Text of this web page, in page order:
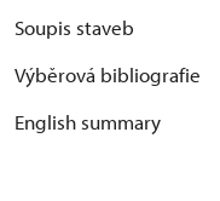
Soupis staveb
Výběrová bibliografie
English summary